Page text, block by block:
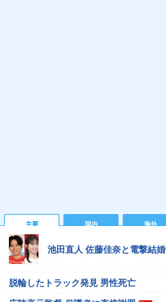
主要 国内 海外
池田直人 佐藤佳奈と電撃結婚
脱輪したトラック発見 男性死亡